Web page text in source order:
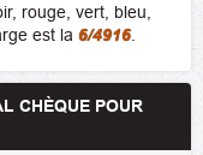
rouge, vert, bleu,
est la 6/4916
CHÈQUE POUR